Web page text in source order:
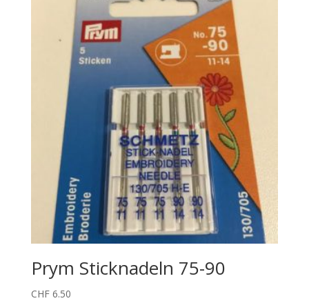
Prym Sticknadeln 75-90
CHF6.50